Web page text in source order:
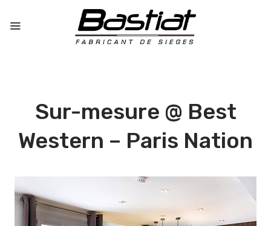
Sur-mesure @ Best
Western – Paris Nation